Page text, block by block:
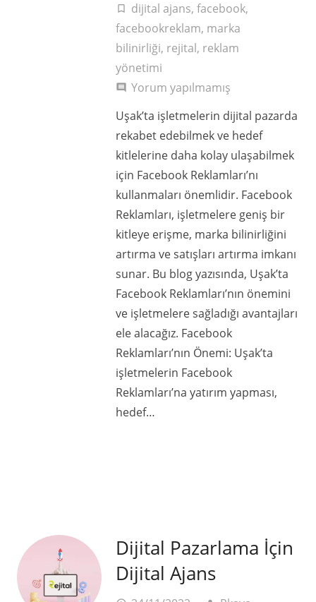
turned_in_not dijital ajans,facebook,
facebookreklam, marka
bilinirliği, rejital, reklam
yönetimi
comment Yorum yapılmamış
Uşak’ta işletmelerin dijital pazarda
rekabet edebilmek ve hedef
kitlelerine daha kolay ulaşabilmek
için Facebook Reklamları’nı
kullanmaları önemlidir. Facebook
Reklamları, işletmelere geniş bir
kitleye erişme, marka bilinirliğini
artırma ve satışları artırma imkanı
sunar. Bu blog yazısında, Uşak’ta
Facebook Reklamları’nın önemini
ve işletmelere sağladığı avantajları
ele alacağız. Facebook
Reklamları’nın Önemi: Uşak’ta
işletmelerin Facebook
Reklamları’na yatırım yapması,
hedef…
Dijital Pazarlama İçin
Dijital Ajans